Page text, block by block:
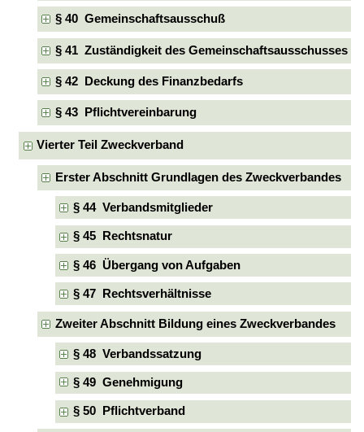
§ 40 Gemeinschaftsausschuß
§ 41 Zuständigkeit des Gemeinschaftsausschusses
§ 42 Deckung des Finanzbedarfs
§ 43 Pflichtvereinbarung
Vierter Teil Zweckverband
Erster Abschnitt Grundlagen des Zweckverbandes
§ 44 Verbandsmitglieder
§ 45 Rechtsnatur
§ 46 Übergang von Aufgaben
§ 47 Rechtsverhältnisse
Zweiter Abschnitt Bildung eines Zweckverbandes
§ 48 Verbandssatzung
§ 49 Genehmigung
§ 50 Pflichtverband